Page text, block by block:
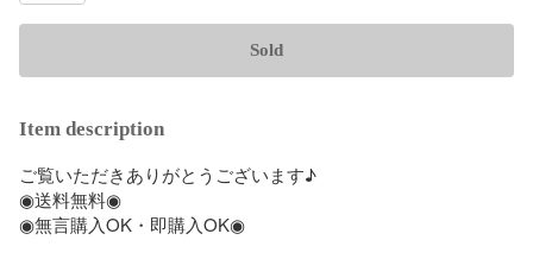
Sold
Item description
ご覧いただきありがとうございます♪
◉送料無料◉
◉無言購入OK・即購入OK◉